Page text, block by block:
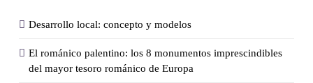
Desarrollo local: concepto y modelos
El románico palentino: los 8 monumentos imprescindibles
del mayor tesoro románico de Europa